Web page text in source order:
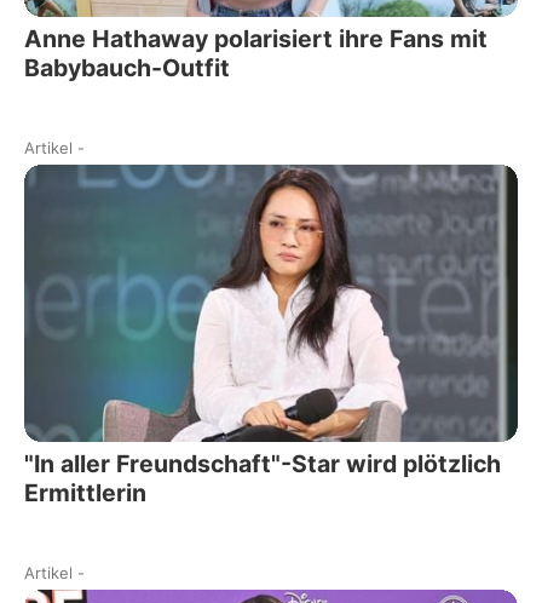
Anne Hathaway polarisiert ihre Fans mit
Babybauch-Outfit
Artikel -
"In aller Freundschaft"-Star wird plötzlich
Ermittlerin
Artikel -